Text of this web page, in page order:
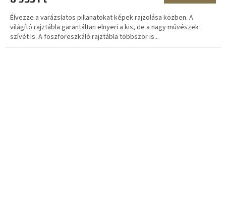
Élvezze a varázslatos pillanatokat képek rajzolása közben. A
világító rajztábla garantáltan elnyeri a kis, de a nagy művészek
szívét is. A foszforeszkáló rajztábla többször is...